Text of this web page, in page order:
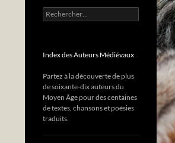
Rechercher :
Index des Auteurs Médiévaux
Partez à la découverte de plus
de soixante-dix auteurs du
Moyen Âge pour des centaines
de textes, chansons et poésies
traduits.